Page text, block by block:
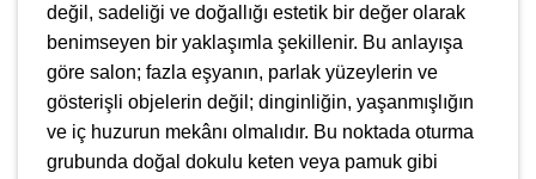
değil, sadeliği ve doğallığı estetik bir değer olarak
benimseyen bir yaklaşımla şekillenir. Bu anlayışa
göre salon; fazla eşyanın, parlak yüzeylerin ve
gösterişli objelerin değil; dinginliğin, yaşanmışlığın
ve iç huzurun mekânı olmalıdır. Bu noktada oturma
grubunda doğal dokulu keten veya pamuk gibi